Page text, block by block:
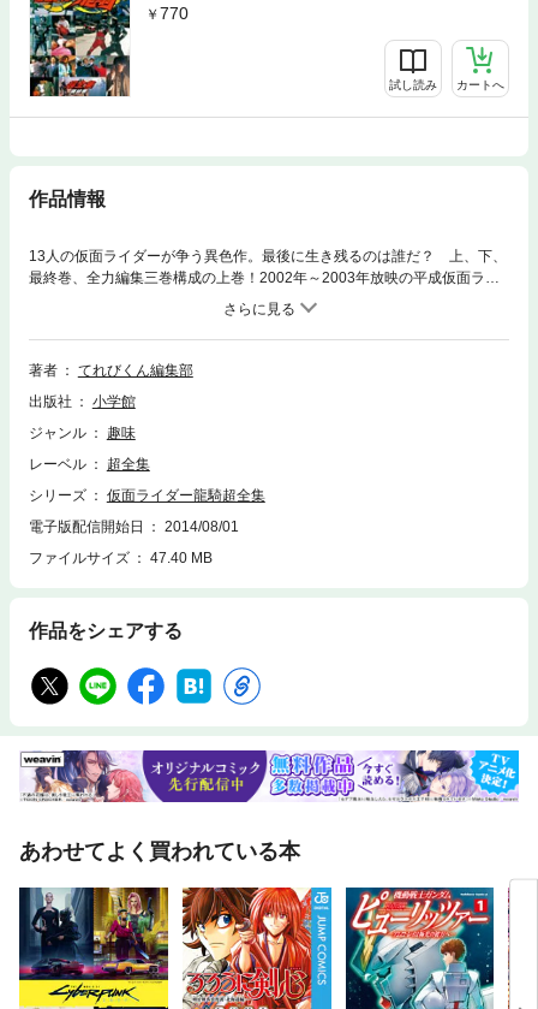
770
試し読み カートへ
作品情報
13人の仮面ライダーが争う異色作。最後に生き残るのは誰だ？ 上、下、
最終巻、全力編集三巻構成の上巻！2002年～2003年放映の平成仮面ライ
ダー第3弾。仮面ライダーが13人も出てきて殺し合いをするという破天荒
な設定だった。そこでは仮面ライダーは正義のヒーローではなく、モンス
ターとの契約による超人的な力は持っていても、中身はエゴむき出しの人
間たちであり、その設定の是非を含めて大きな反響を呼んだ。単純な善、
雑で、それに向き合うためこの「仮面ライダー龍騎超全集」は、クウガと
同じく上巻、下巻、最終巻の三巻構成となった。この上巻では1話～23話
を網羅した。難解な設定をフォローするための巻末企画ページ「仮面ライ
ダー龍騎の謎に迫る!!」は、通常ならおまけ的な扱いになりがちなこの手
底本総ページ数90ページ、フィックス型EPUB69.5MB（校正データ時の
数値）。※このコンテンツは底本が古いので、紙面データのクリーンアッ
使いの端末によっては読みづらい場合がございます。タブレット端末、P
Cで閲覧することを推奨します。 ※この作品はカラー版です。
著者
てれびくん編集部
出版社
小学館
ジャンル
趣味
レーベル
超全集
シリーズ
仮面ライダー龍騎超全集
電子版配信開始日
2014/08/01
ファイルサイズ
47.40 MB
作品をシェアする
あわせてよく買われている本